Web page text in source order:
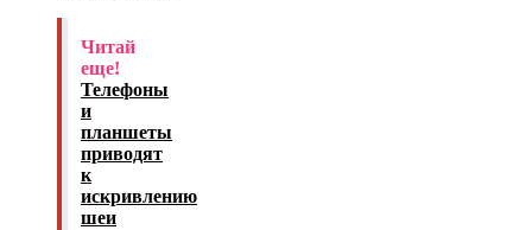
Читай
еще!
Телефоны
и
планшеты
приводят
к
искривлению
шеи